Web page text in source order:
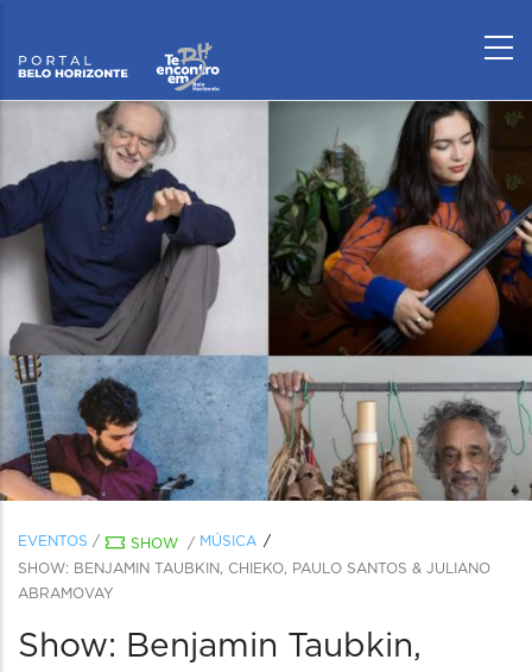
EVENTOS / SHOW / MÚSICA
SHOW: BENJAMIN TAUBKIN, CHIEKO, PAULO SANTOS & JULIANO
ABRAMOVAY
Show: Benjamin Taubkin,